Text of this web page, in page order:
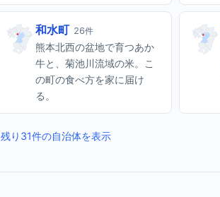
和水町 26件
熊本北西の盆地で育つあか
牛と、菊池川流域の米。こ
の町の食べ方を家に届け
る。
残り31件の自治体を表示